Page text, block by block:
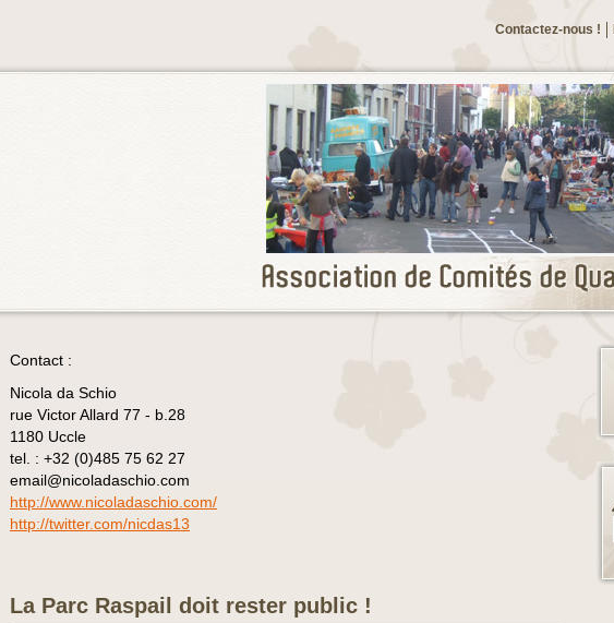
Contactez-nous !
Contact :
Nicola da Schio
rue Victor Allard 77 - b.28
1180 Uccle
tel. : +32 (0)485 75 62 27
email@nicoladaschio.com
http://www.nicoladaschio.com/
http://twitter.com/nicdas13
La Parc Raspail doit rester public !